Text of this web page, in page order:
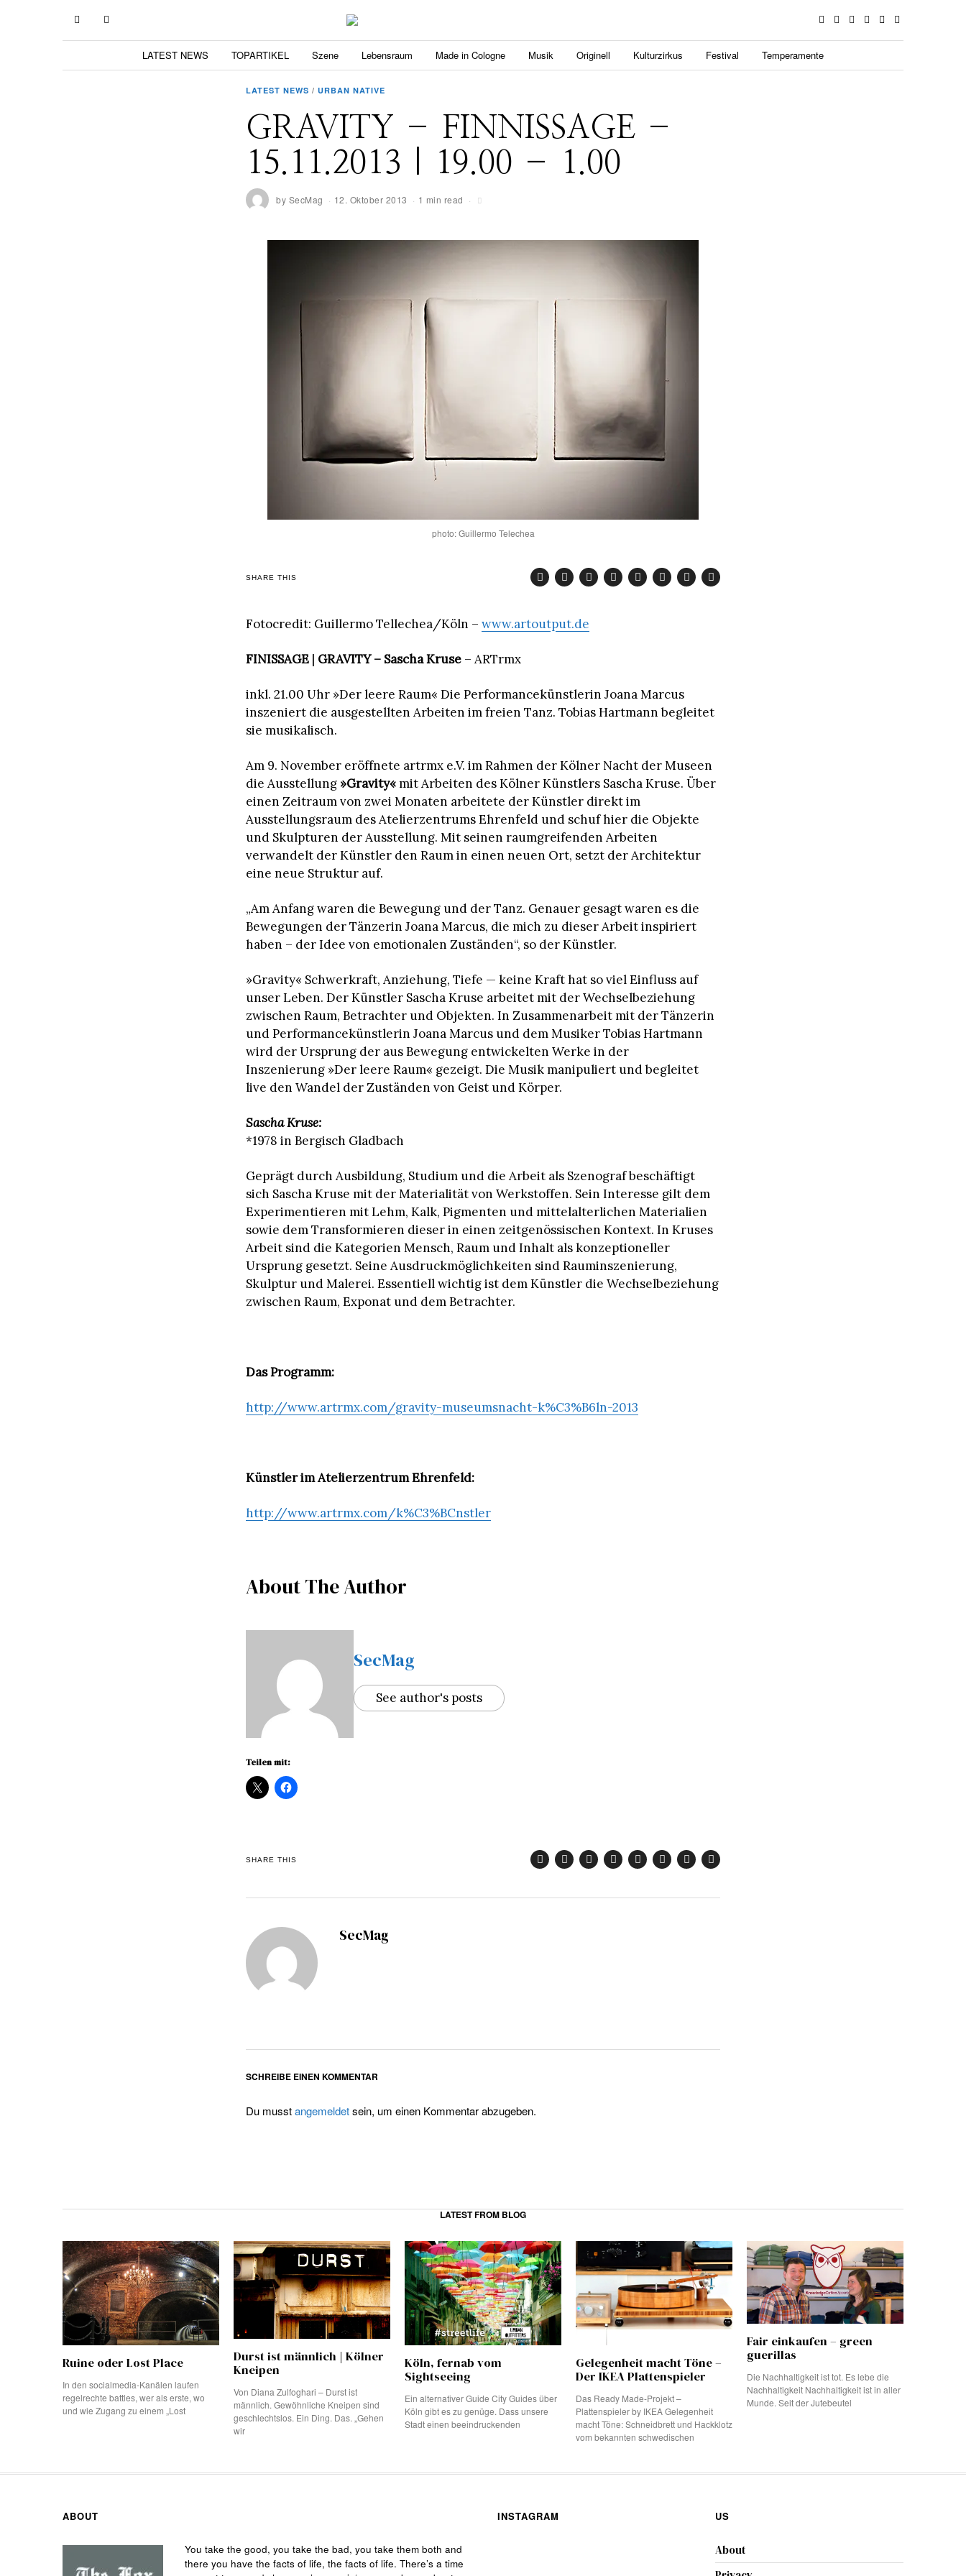
LATEST NEWS TOPARTIKEL Szene Lebensraum Made in Cologne Musik Originell Kulturzirkus Festival Temperamente
LATEST NEWS / URBAN NATIVE
GRAVITY – FINNISSAGE –
15.11.2013 | 19.00 – 1.00
by SecMag 12. Oktober 2013 1 min read
photo: Guillermo Telechea
SHARE THIS
Fotocredit: Guillermo Tellechea/Köln – www.artoutput.de
FINISSAGE | GRAVITY – Sascha Kruse – ARTrmx
inkl. 21.00 Uhr »Der leere Raum« Die Performancekünstlerin Joana Marcus
inszeniert die ausgestellten Arbeiten im freien Tanz. Tobias Hartmann begleitet
sie musikalisch.
Am 9. November eröffnete artrmx e.V. im Rahmen der Kölner Nacht der Museen
die Ausstellung »Gravity«mit Arbeiten des Kölner Künstlers Sascha Kruse. Über
einen Zeitraum von zwei Monaten arbeitete der Künstler direkt im
Ausstellungsraum des Atelierzentrums Ehrenfeld und schuf hier die Objekte
und Skulpturen der Ausstellung. Mit seinen raumgreifenden Arbeiten
verwandelt der Künstler den Raum in einen neuen Ort, setzt der Architektur
eine neue Struktur auf.
„Am Anfang waren die Bewegung und der Tanz. Genauer gesagt waren es die
Bewegungen der Tänzerin Joana Marcus, die mich zu dieser Arbeit inspiriert
haben – der Idee von emotionalen Zuständen“, so der Künstler.
»Gravity« Schwerkraft, Anziehung, Tiefe — keine Kraft hat so viel Einfluss auf
unser Leben. Der Künstler Sascha Kruse arbeitet mit der Wechselbeziehung
zwischen Raum, Betrachter und Objekten. In Zusammenarbeit mit der Tänzerin
und Performancekünstlerin Joana Marcus und dem Musiker Tobias Hartmann
wird der Ursprung der aus Bewegung entwickelten Werke in der
Inszenierung »Der leere Raum« gezeigt. Die Musik manipuliert und begleitet
live den Wandel der Zuständen von Geist und Körper.
Sascha Kruse:
*1978 in Bergisch Gladbach
Geprägt durch Ausbildung, Studium und die Arbeit als Szenograf beschäftigt
sich Sascha Kruse mit der Materialität von Werkstoffen. Sein Interesse gilt dem
Experimentieren mit Lehm, Kalk, Pigmenten und mittelalterlichen Materialien
sowie dem Transformieren dieser in einen zeitgenössischen Kontext. In Kruses
Arbeit sind die Kategorien Mensch, Raum und Inhalt als konzeptioneller
Ursprung gesetzt. Seine Ausdruckmöglichkeiten sind Rauminszenierung,
Skulptur und Malerei. Essentiell wichtig ist dem Künstler die Wechselbeziehung
zwischen Raum, Exponat und dem Betrachter.
Das Programm:
http://www.artrmx.com/gravity-museumsnacht-k%C3%B6ln-2013
Künstler im Atelierzentrum Ehrenfeld:
http://www.artrmx.com/k%C3%BCnstler
About The Author
SecMag
See author's posts
Teilen mit:
SHARE THIS
SecMag
SCHREIBE EINEN KOMMENTAR
Du musstangemeldetsein, um einen Kommentar abzugeben.
LATEST FROM BLOG
Ruine oder Lost Place
In den socialmedia-Kanälen laufen
regelrechte battles, wer als erste, wo
und wie Zugang zu einem „Lost
Durst ist männlich | Kölner
Kneipen
Von Diana Zulfoghari – Durst ist
männlich. Gewöhnliche Kneipen sind
geschlechtslos. Ein Ding. Das. „Gehen
wir
Köln, fernab vom
Sightseeing
Ein alternativer Guide City Guides über
Köln gibt es zu genüge. Dass unsere
Stadt einen beeindruckenden
Gelegenheit macht Töne –
Der IKEA Plattenspieler
Das Ready Made-Projekt –
Plattenspieler by IKEA Gelegenheit
macht Töne: Schneidbrett und Hackklotz
vom bekannten schwedischen
Fair einkaufen – green
guerillas
Die Nachhaltigkeit ist tot. Es lebe die
Nachhaltigkeit Nachhaltigkeit ist in aller
Munde. Seit der Jutebeutel
ABOUT
You take the good, you take the bad, you take them both and
there you have the facts of life, the facts of life. There’s a time
INSTAGRAM US
About